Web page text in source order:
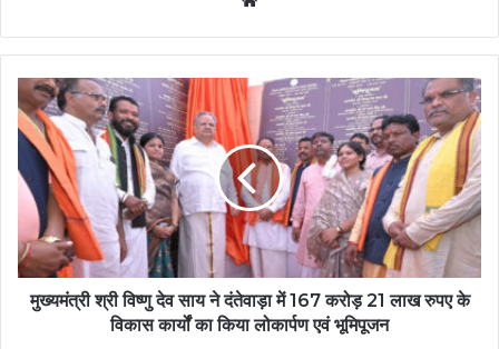
मुख्यमंत्री श्री विष्णु देव साय ने दंतेवाड़ा में 167 करोड़ 21 लाख रुपए के
विकास कार्यों का किया लोकार्पण एवं भूमिपूजन